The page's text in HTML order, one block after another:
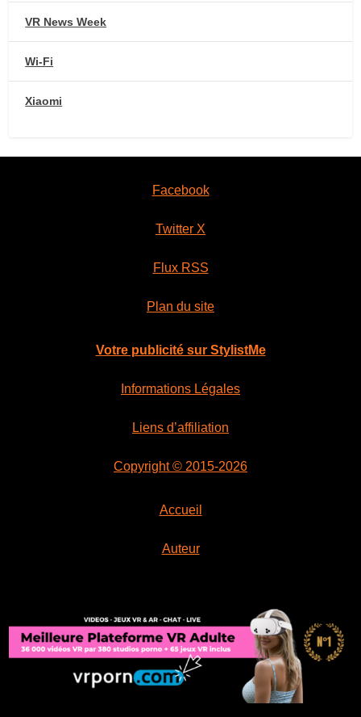
VR News Week
Wi-Fi
Xiaomi
Facebook
Twitter X
Flux RSS
Plan du site
Votre publicité sur StylistMe
Informations Légales
Liens d’affiliation
Copyright © 2015-2026
Accueil
Auteur